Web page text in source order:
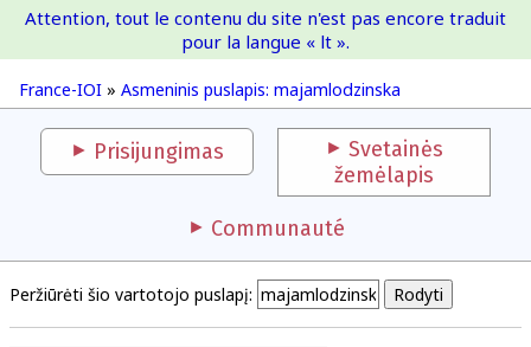
France-IOI
France-IOI » Asmeninis puslapis: majamlodzinska
Attention, tout le contenu du site n'est pas encore traduit
pour la langue « lt ».
Prisijungimas
Svetainės
žemėlapis
Communauté
Peržiūrėti šio vartotojo puslapį: